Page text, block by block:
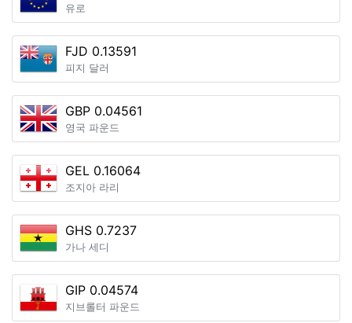
유로
FJD 0.13591
피지 달러
GBP 0.04561
영국 파운드
GEL 0.16064
조지아 라리
GHS 0.7237
가나 세디
GIP 0.04574
지브롤터 파운드